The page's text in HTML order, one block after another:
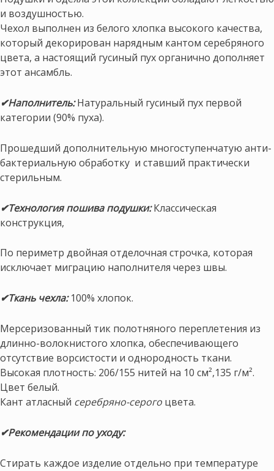
и воздушностью.
Чехол выполнен из белого хлопка высокого качества,
который декорирован нарядным кантом серебряного
цвета, а настоящий гусиный пух органично дополняет
этот ансамбль.
✔Наполнитель:Натуральный гусиный пух первой
категории (90% пуха).
Прошедший дополнительную многоступенчатую анти-
бактериальную обработку и ставший практически
стерильным.
✔Технология пошива подушки:Классическая
конструкция,
По периметр двойная отделочная строчка, которая
исключает миграцию наполнителя через швы.
✔Ткань чехла: 100% хлопок.
Мерсеризованный тик полотняного переплетения из
длинно-волокнистого хлопка, обеспечивающего
отсутствие ворсистости и однородность ткани.
Высокая плотность: 206/155 нитей на 10 см²,135 г/м².
Цвет белый.
Кант атласный серебряно-серого цвета.
✔Рекомендации по уходу:
Стирать каждое изделие отдельно при температуре